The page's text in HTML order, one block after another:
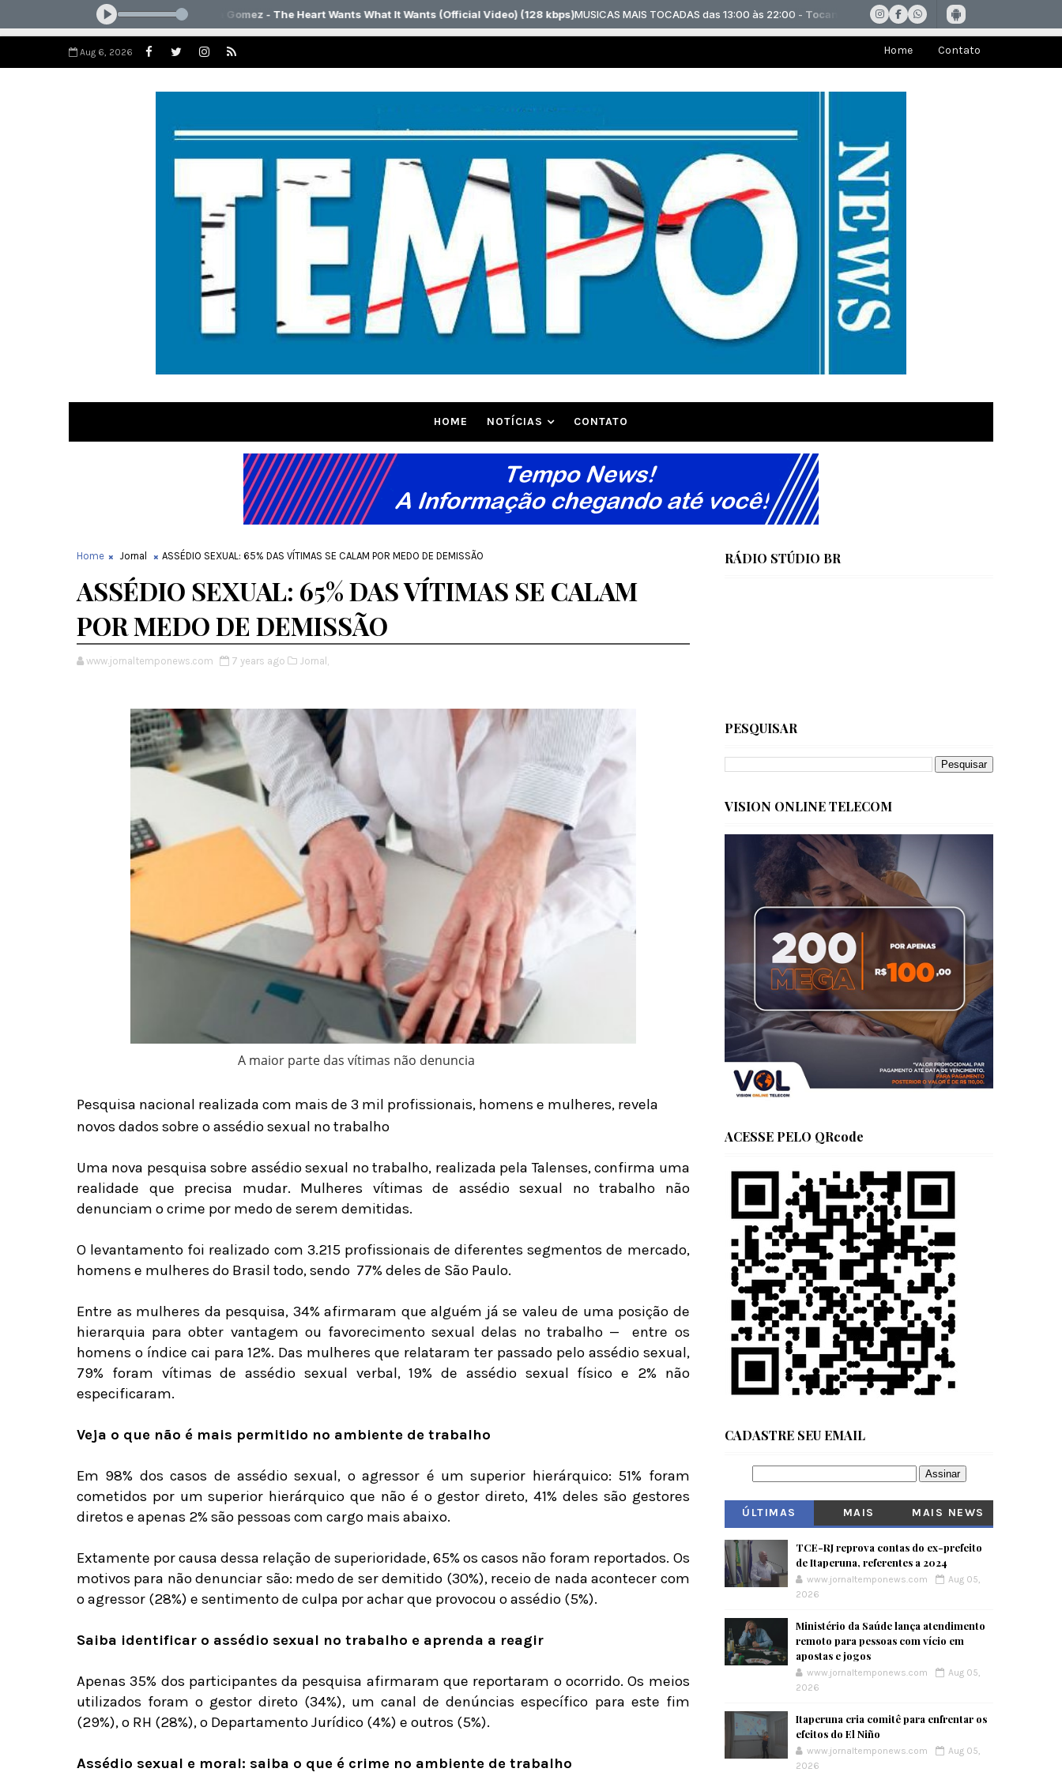
Aug 6, 2026 Home Contato
HOME NOTÍCIAS CONTATO
Home Jornal ASSÉDIO SEXUAL: 65% DAS VÍTIMAS SE CALAM POR MEDO DE DEMISSÃO
ASSÉDIO SEXUAL: 65% DAS VÍTIMAS SE CALAM
POR MEDO DE DEMISSÃO
www.jornaltemponews.com 7 years ago Jornal,
A maior parte das vítimas não denuncia
Pesquisa nacional realizada com mais de 3 mil profissionais, homens e mulheres, revela
novos dados sobre o assédio sexual no trabalho
Uma nova pesquisa sobre assédio sexual no trabalho, realizada pela Talenses, confirma uma
realidade que precisa mudar. Mulheres vítimas de assédio sexual no trabalho não
denunciam o crime por medo de serem demitidas.
O levantamento foi realizado com 3.215 profissionais de diferentes segmentos de mercado,
homens e mulheres do Brasil todo, sendo 77% deles de São Paulo.
Entre as mulheres da pesquisa, 34% afirmaram que alguém já se valeu de uma posição de
hierarquia para obter vantagem ou favorecimento sexual delas no trabalho —
entre os
homens o índice cai para 12%. Das mulheres que relataram ter passado pelo assédio sexual,
79% foram vítimas de assédio sexual verbal, 19% de assédio sexual físico e 2% não
especificaram.
Veja o que não é mais permitido no ambiente de trabalho
Em 98% dos casos de assédio sexual, o agressor é um superior hierárquico: 51% foram
cometidos por um superior hierárquico que não é o gestor direto, 41% deles são gestores
diretos e apenas 2% são pessoas com cargo mais abaixo.
Extamente por causa dessa relação de superioridade, 65% os casos não foram reportados. Os
motivos para não denunciar são: medo de ser demitido (30%), receio de nada acontecer com
o agressor (28%) e sentimento de culpa por achar que provocou o assédio (5%).
Saiba identificar o assédio sexual no trabalho e aprenda a reagir
Apenas 35% dos participantes da pesquisa afirmaram que reportaram o ocorrido. Os meios
utilizados foram o gestor direto (34%), um canal de denúncias específico para este fim
(29%), o RH (28%), o Departamento Jurídico (4%) e outros (5%).
Assédio sexual e moral: saiba o que é crime no ambiente de trabalho
RÁDIO STÚDIO BR
PESQUISAR
VISION ONLINE TELECOM
ACESSE PELO QRcode
CADASTRE SEU EMAIL
ÚLTIMAS
MAIS
MAIS NEWS
TCE-RJ reprova contas do ex-prefeito
de Itaperuna, referentes a 2024
www.jornaltemponews.com
Aug 05,
2026
Ministério da Saúde lança atendimento
remoto para pessoas com vício em
apostas e jogos
www.jornaltemponews.com
Aug 05,
2026
Itaperuna cria comitê para enfrentar os
efeitos do El Niño
www.jornaltemponews.com
Aug 05,
2026